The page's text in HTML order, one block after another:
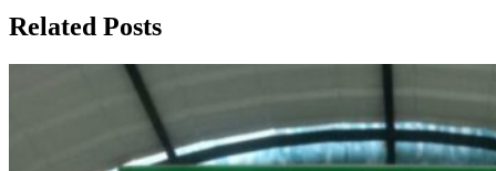
Related Posts